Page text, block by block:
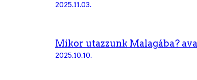
2025.11.03.
Mikor utazzunk Malagába?
2025.10.10.